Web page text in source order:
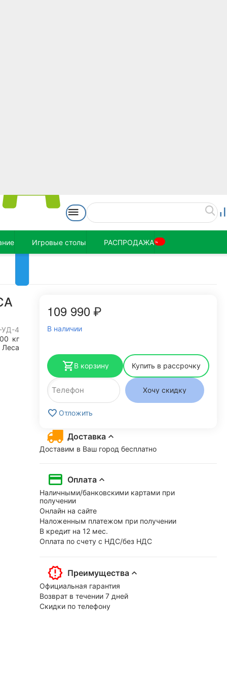
Игровые столы РАСПРОДАЖА%
УД-4
кг
Леса
109 990₽
В наличии
В корзину Купить в рассрочку
Хочу скидку
Отложить
Доставка
Доставим в Ваш город бесплатно
Оплата
Наличными/банковскими картами при
получении
Онлайн на сайте
Наложенным платежом при получении
В кредит на 12 мес.
Оплата по счету с НДС/без НДС
Преимущества
Официальная гарантия
Возврат в течении 7 дней
Скидки по телефону